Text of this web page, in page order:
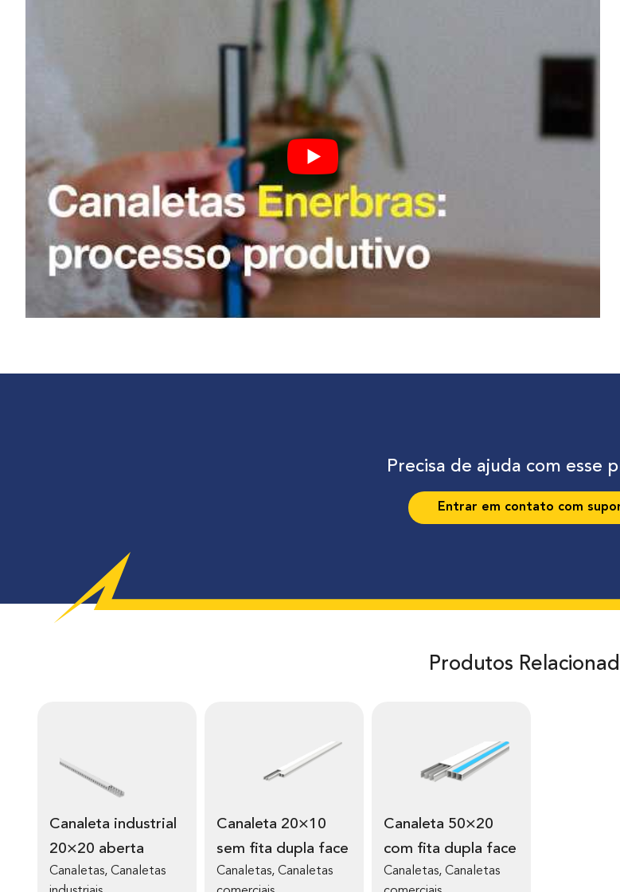
Precisa de ajuda com esse
Entrar em contato com
Produtos
Canaleta industrial
20×20 aberta
Canaletas, Canaletas
Canaleta 20×10
sem fita dupla face
Canaletas, Canaletas
Canaleta 50×20
com fita dupla face
Canaletas, Canaletas